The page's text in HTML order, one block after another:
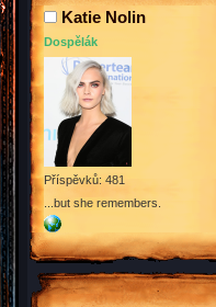
Katie Nolin
Dospělák
Příspěvků: 481
...but she remembers.